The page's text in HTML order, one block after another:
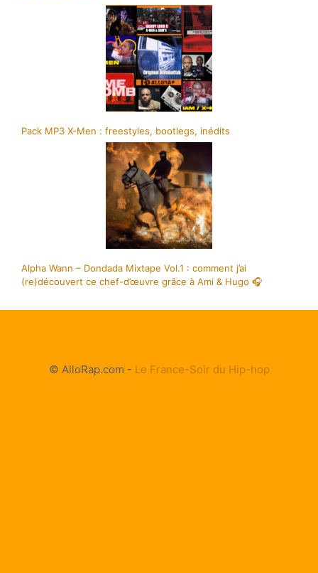
Pack MP3 X-Men : freestyles, bootlegs, inédits
Alpha Wann – Dondada Mixtape Vol.1 : comment j’ai
(re)découvert ce chef-d’œuvre grâce à Ami & Hugo 🎧
© AlloRap.com - Le France-Soir du Hip-hop